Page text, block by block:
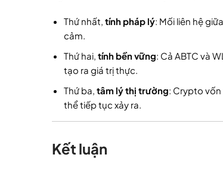
Thứ nhất, tính pháp lý: Mối liên hệ
cảm.
Thứ hai, tính bền vững: Cả ABTC và
tạo ra giá trị thực.
Thứ ba, tâm lý thị trường: Crypto
thể tiếp tục xảy ra.
Kết luận